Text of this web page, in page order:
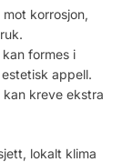
korrosjon,
formes i
appell.
kreve ekstra
lokalt klima